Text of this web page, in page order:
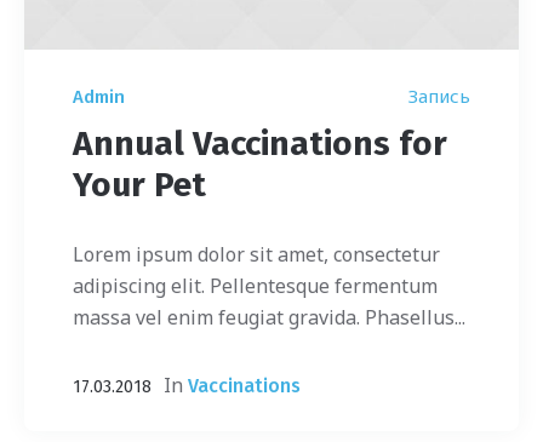
Admin Запись
Annual Vaccinations for
Your Pet
Lorem ipsum dolor sit amet, consectetur
adipiscing elit. Pellentesque fermentum
massa vel enim feugiat gravida. Phasellus...
17.03.2018 In Vaccinations